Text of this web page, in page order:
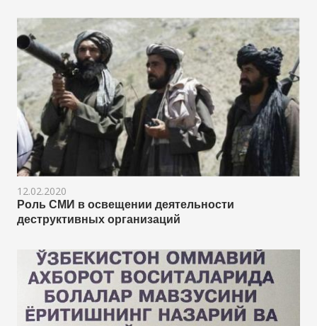
12.02.2020
Роль СМИ в освещении деятельности
деструктивных организаций